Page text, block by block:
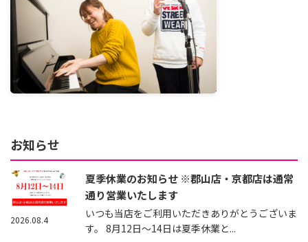
お知らせ
夏季休業のお知らせ ※郡山店・京都店は通常
通り営業いたします
いつも当店をご利用いただきありがとうございま
す。 8月12日～14日は夏季休業と...
2026.08.4